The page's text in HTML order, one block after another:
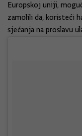
Europskoj uniji,
zamolili da, koristeći
sjećanja na proslavu